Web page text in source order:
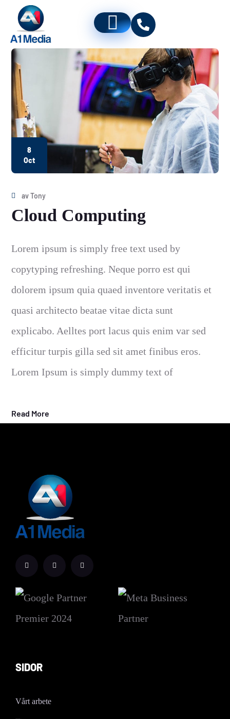
8
Oct
avTony
Cloud Computing
Lorem ipsum is simply free text used by
copytyping refreshing. Neque porro est qui
dolorem ipsum quia quaed inventore veritatis et
quasi architecto beatae vitae dicta sunt
explicabo. Aelltes port lacus quis enim var sed
efficitur turpis gilla sed sit amet finibus eros.
Lorem Ipsum is simply dummy text of
Read More
SIDOR
Vårt arbete